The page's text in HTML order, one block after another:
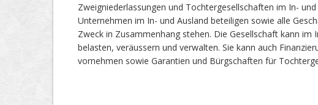
Zweigniederlassungen und Tochtergesellschaften im In-
Unternehmen im In- und Ausland beteiligen sowie alle
Zweck in Zusammenhang stehen. Die Gesellschaft kann im
belasten, veräussern und verwalten. Sie kann auch
vornehmen sowie Garantien und Bürgschaften für